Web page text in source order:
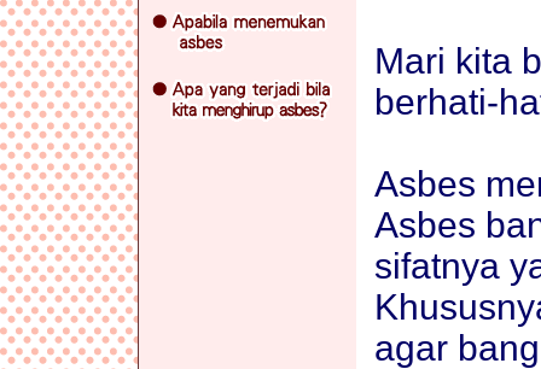
Mari kita
berhati-
Asbes
Asbes
sifatnya
agar